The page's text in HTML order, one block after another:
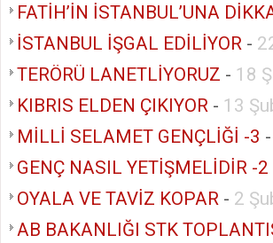
FATİH’İN İSTANBUL’UNA
İSTANBUL İŞGAL EDİLİYOR -
TERÖRÜ LANETLİYORUZ - 18
KIBRIS ELDEN ÇIKIYOR - 13
MİLLİ SELAMET GENÇLİĞİ -3 -
GENÇ NASIL YETİŞMELİDİR -2
OYALA VE TAVİZ KOPAR - 2
AB BAKANLIĞI STK